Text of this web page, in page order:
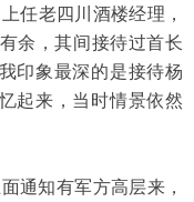
任老四川酒楼经理，
余，其间接待过首长
印象最深的是接待杨
起来，当时情景依然
通知有军方高层来，